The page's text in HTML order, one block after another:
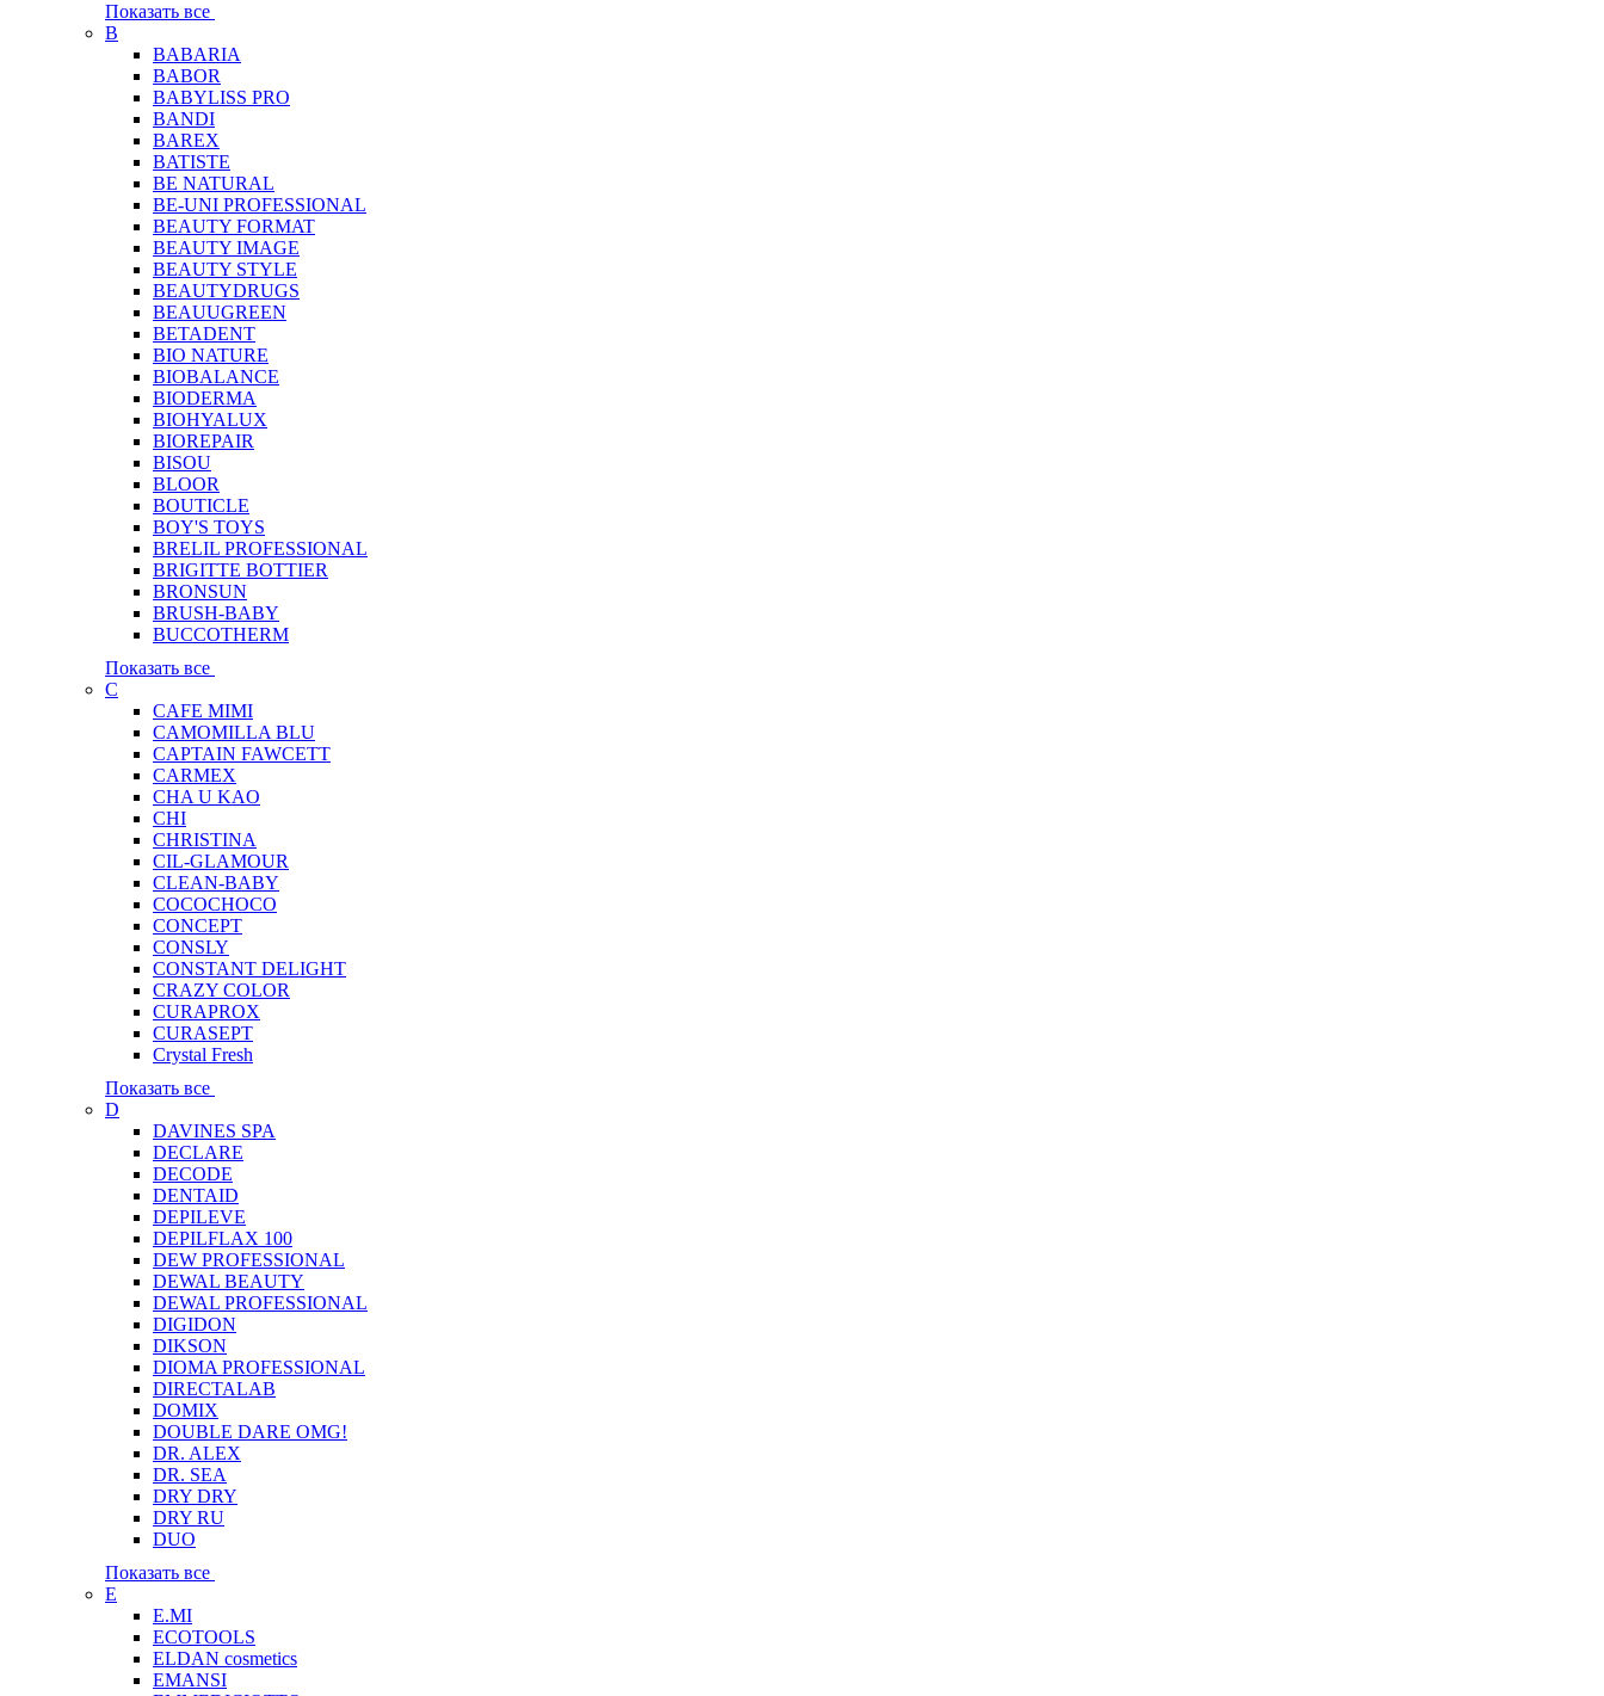
Показать все
B
BABARIA
BABOR
BABYLISS PRO
BANDI
BAREX
BATISTE
BE NATURAL
BE-UNI PROFESSIONAL
BEAUTY FORMAT
BEAUTY IMAGE
BEAUTY STYLE
BEAUTYDRUGS
BEAUUGREEN
BETADENT
BIO NATURE
BIOBALANCE
BIODERMA
BIOHYALUX
BIOREPAIR
BISOU
BLOOR
BOUTICLE
BOY'S TOYS
BRELIL PROFESSIONAL
BRIGITTE BOTTIER
BRONSUN
BRUSH-BABY
BUCCOTHERM
Показать все
C
CAFE MIMI
CAMOMILLA BLU
CAPTAIN FAWCETT
CARMEX
CHA U KAO
CHI
CHRISTINA
CIL-GLAMOUR
CLEAN-BABY
COCOCHOCO
CONCEPT
CONSLY
CONSTANT DELIGHT
CRAZY COLOR
CURAPROX
CURASEPT
Crystal Fresh
Показать все
D
DAVINES SPA
DECLARE
DECODE
DENTAID
DEPILEVE
DEPILFLAX 100
DEW PROFESSIONAL
DEWAL BEAUTY
DEWAL PROFESSIONAL
DIGIDON
DIKSON
DIOMA PROFESSIONAL
DIRECTALAB
DOMIX
DOUBLE DARE OMG!
DR. ALEX
DR. SEA
DRY DRY
DRY RU
DUO
Показать все
E
E.MI
ECOTOOLS
ELDAN cosmetics
EMANSI